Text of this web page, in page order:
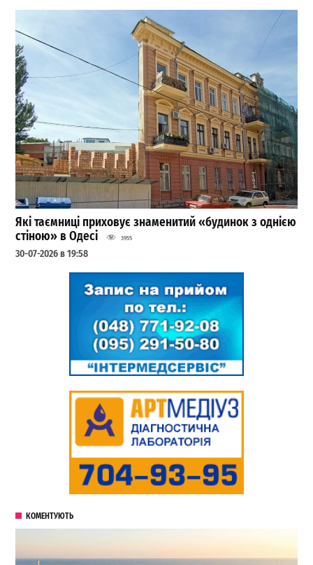
Які таємниці приховує знаменитий «будинок з однією
стіною» в Одесі
3955
30-07-2026 в 19:58
КОМЕНТУЮТЬ